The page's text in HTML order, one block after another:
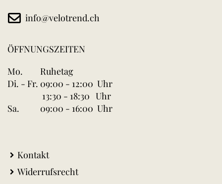
info@velotrend.ch
ÖFFNUNGSZEITEN
Mo.
Ruhetag
Di. - Fr. 09:00 - 12:00 Uhr
13:30 - 18:30 Uhr
Sa.
09:00 - 16:00 Uhr
Kontakt
Widerrufsrecht